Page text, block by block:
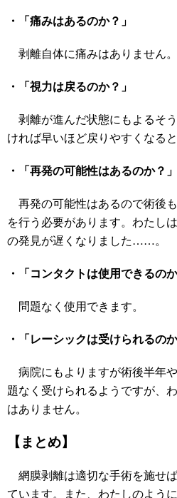
・「痛みはあるのか？」
剥離自体に痛みはありません。
・「視力は戻るのか？」
剥離が進んだ状態にもよるそ
ければ早いほど戻りやすくなる
・「再発の可能性はあるのか？」
再発の可能性はあるので術後
を行う必要があります。わたし
の発見が遅くなりました……。
・「コンタクトは使用できるのか
問題なく使用できます。
・「レーシックは受けられるのか
病院にもよりますが術後半年
題なく受けられるようですが、
はありません。
【まとめ】
網膜剥離は適切な手術を施せ
ています。また、わたしのよう